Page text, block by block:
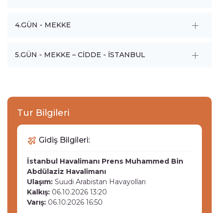
4.GÜN - MEKKE
5.GÜN - MEKKE – CİDDE - İSTANBUL
Tur Bilgileri
Gidiş Bilgileri:
İstanbul Havalimanı Prens Muhammed Bin
Abdülaziz Havalimanı
Ulaşım: Suudi Arabistan Havayolları
Kalkış: 06.10.2026 13:20
Varış: 06.10.2026 16:50